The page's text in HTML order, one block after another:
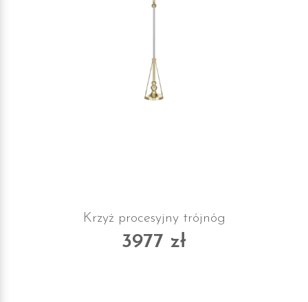
Krzyż procesyjny trójnóg
3977 zł